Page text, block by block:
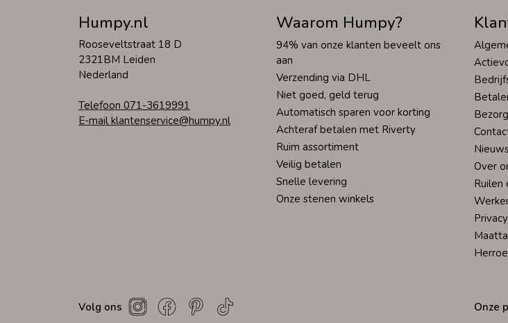
Humpy.nl
Rooseveltstraat 18 D
2321BM Leiden
Nederland
Telefoon 071-3619991
E-mail klantenservice@humpy.nl
Waarom Humpy?
94% van onze klanten beveelt ons
aan
Verzending via DHL
Niet goed, geld terug
Automatisch sparen voor korting
Achteraf betalen met Riverty
Ruim assortiment
Veilig betalen
Snelle levering
Onze stenen winkels
Over
Ruilen
Volg ons Onze